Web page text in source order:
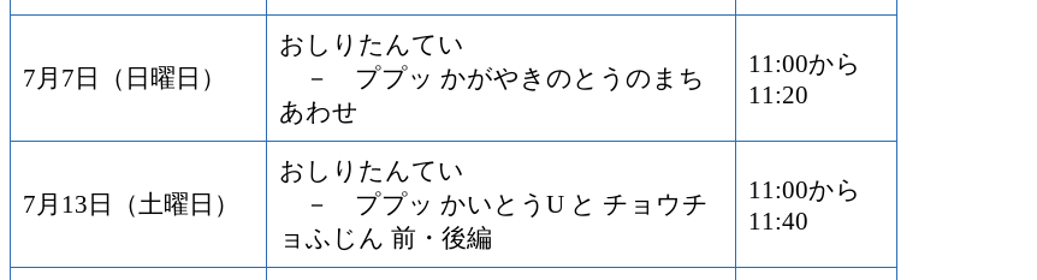
7月7日（日曜日）
おしりたんてい
－ ププッ かがやきのとうのまち
あわせ
11:00から
11:20
7月13日（土曜日）
おしりたんてい
－ ププッ かいとうU と チョウチ
ョふじん 前・後編
11:00から
11:40